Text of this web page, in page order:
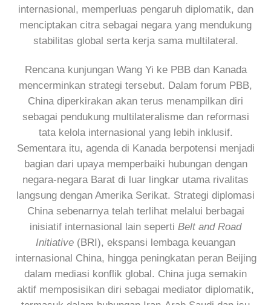
internasional, memperluas pengaruh diplomatik, dan
menciptakan citra sebagai negara yang mendukung
stabilitas global serta kerja sama multilateral.
Rencana kunjungan Wang Yi ke PBB dan Kanada
mencerminkan strategi tersebut. Dalam forum PBB,
China diperkirakan akan terus menampilkan diri
sebagai pendukung multilateralisme dan reformasi
tata kelola internasional yang lebih inklusif.
Sementara itu, agenda di Kanada berpotensi menjadi
bagian dari upaya memperbaiki hubungan dengan
negara-negara Barat di luar lingkar utama rivalitas
langsung dengan Amerika Serikat. Strategi diplomasi
China sebenarnya telah terlihat melalui berbagai
inisiatif internasional lain seperti Belt and Road
Initiative (BRI), ekspansi lembaga keuangan
internasional China, hingga peningkatan peran Beijing
dalam mediasi konflik global. China juga semakin
aktif memposisikan diri sebagai mediator diplomatik,